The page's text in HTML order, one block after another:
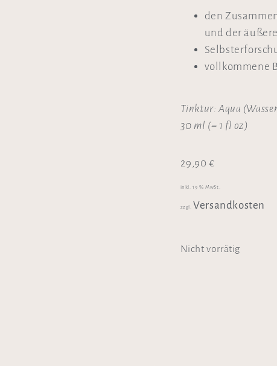
den
und der
vollkommene
Tinktur: Aqua
30 ml (= 1 fl oz)
29,90€
inkl. 19 % MwSt.
zzgl. Versandkosten
Nicht vorrätig